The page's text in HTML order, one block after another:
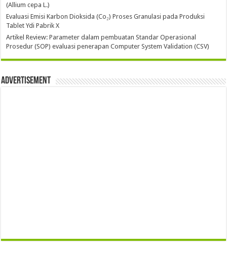
(Allium cepa L.)
Evaluasi Emisi Karbon Dioksida (Co₂) Proses Granulasi pada Produksi
Tablet Ydi Pabrik X
Artikel Review: Parameter dalam pembuatan Standar Operasional
Prosedur (SOP) evaluasi penerapan Computer System Validation (CSV)
Advertisement